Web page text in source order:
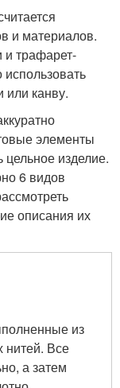
и материалов.
и трафарет-
или канву.
элементы
изделие.
6 видов
описания их
из
нитей. Все
а затем